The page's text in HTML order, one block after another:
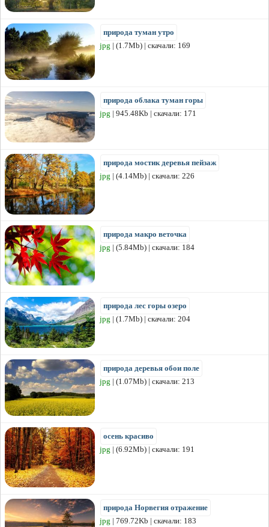
природа туман утро
jpg | (1.7Mb) | скачали: 169
природа облака туман горы
jpg | 945.48Kb | скачали: 171
природа мостик деревья пейзаж
jpg | (4.14Mb) | скачали: 226
природа макро веточка
jpg | (5.84Mb) | скачали: 184
природа лес горы озеро
jpg | (1.7Mb) | скачали: 204
природа деревья обои поле
jpg | (1.07Mb) | скачали: 213
осень красиво
jpg | (6.92Mb) | скачали: 191
природа Норвегия отражение
jpg | 769.72Kb | скачали: 183